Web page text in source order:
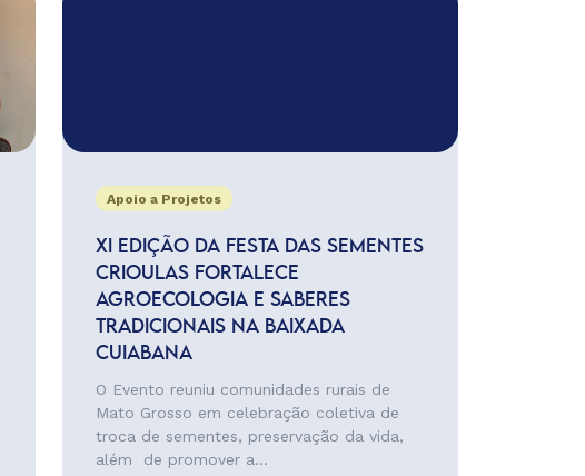
Apoio a Projetos
XI EDIÇÃO DA FESTA DAS SEMENTES
CRIOULAS FORTALECE
AGROECOLOGIA E SABERES
TRADICIONAIS NA BAIXADA
CUIABANA
O Evento reuniu comunidades rurais de
Mato Grosso em celebração coletiva de
troca de sementes, preservação da vida,
além de promover a...